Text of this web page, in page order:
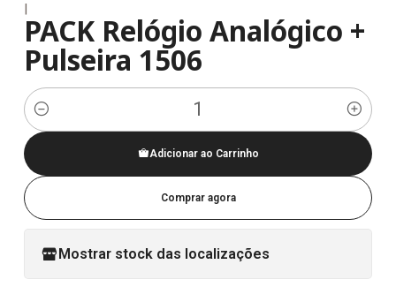
|
PACK Relógio Analógico +
Pulseira 1506
Quantidade
Adicionar ao Carrinho
Comprar agora
Mostrar stock das localizações